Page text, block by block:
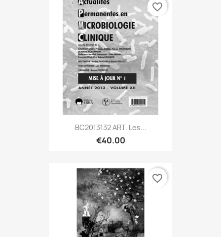
BC2013132 ART. Les...
€40.00
favorite_border
favorite_border